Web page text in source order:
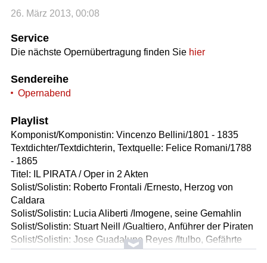
26. März 2013, 00:08
Service
Die nächste Opernübertragung finden Sie hier
Sendereihe
Opernabend
Playlist
Komponist/Komponistin: Vincenzo Bellini/1801 - 1835
Textdichter/Textdichterin, Textquelle: Felice Romani/1788
- 1865
Titel: IL PIRATA / Oper in 2 Akten
Solist/Solistin: Roberto Frontali /Ernesto, Herzog von
Caldara
Solist/Solistin: Lucia Aliberti /Imogene, seine Gemahlin
Solist/Solistin: Stuart Neill /Gualtiero, Anführer der Piraten
Solist/Solistin: Jose Guadalupe Reyes /Itulbo, Gefährte
d.Gualtiero